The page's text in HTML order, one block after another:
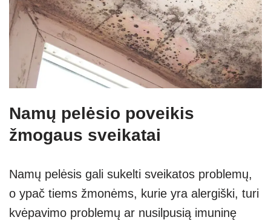
Namų pelėsio poveikis
žmogaus sveikatai
Namų pelėsis gali sukelti sveikatos problemų,
o ypač tiems žmonėms, kurie yra alergiški, turi
kvėpavimo problemų ar nusilpusią imuninę